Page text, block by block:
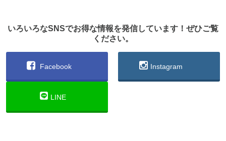
いろいろなSNSでお得な情報を発信しています！ぜひご覧
ください。
Facebook Instagram
LINE